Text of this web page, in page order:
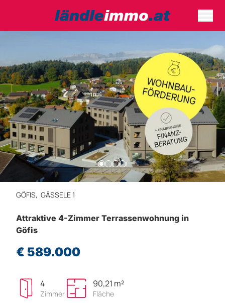
GÖFIS, GÄSSELE 1
Attraktive 4-Zimmer Terrassenwohnung in
Göfis
€ 589.000
4
Zimmer
90,21 m²
Fläche